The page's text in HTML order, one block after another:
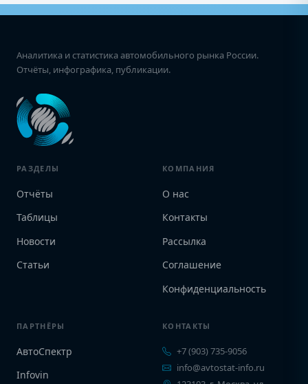
Аналитика и статистика автомобильного рынка России.
Отчёты, инфографика, публикации.
РАЗДЕЛЫ
Отчёты
Таблицы
Новости
Статьи
КОМПАНИЯ
О нас
Контакты
Рассылка
Соглашение
Конфиденциальность
ПАРТНЁРЫ
АвтоСпектр
Infovin
КОНТАКТЫ
+7 (903) 735-9056
info@avtostat-info.ru